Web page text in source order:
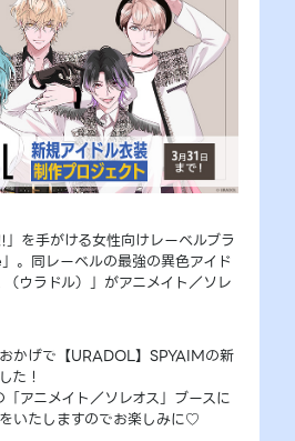
」を手がける女性向けレーベルブラ
。同レーベルの最強の異色アイド
ウラドル）」がアニメイト／ソレ
かげで【URADOL】SPYAIMの新
た！
ニメイト／ソレオス」ブースに
いたしますのでお楽しみに♡